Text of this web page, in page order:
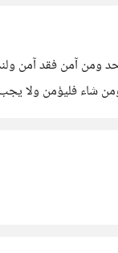
ومن آمن فقد
فليؤمن ولا